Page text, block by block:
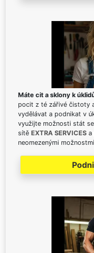
Máte cit a sklony k
pocit z té zářivé čistoty
vydělávat a podnikat v
využijte možnosti stát
sítě EXTRA SERVICES a
neomezenými